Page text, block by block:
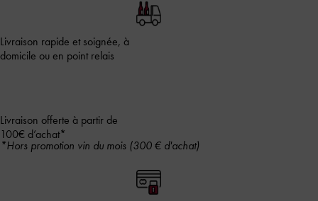
Livraison rapide et soignée, à
domicile ou en point relais
Livraison offerte à partir de
100€ d’achat*
*Hors promotion vin du mois (300 € d'achat)